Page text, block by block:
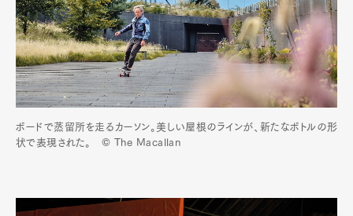
ボードで蒸留所を走るカーソン。美しい屋根のラインが、新たなボトルの形
状で表現された。 © The Macallan